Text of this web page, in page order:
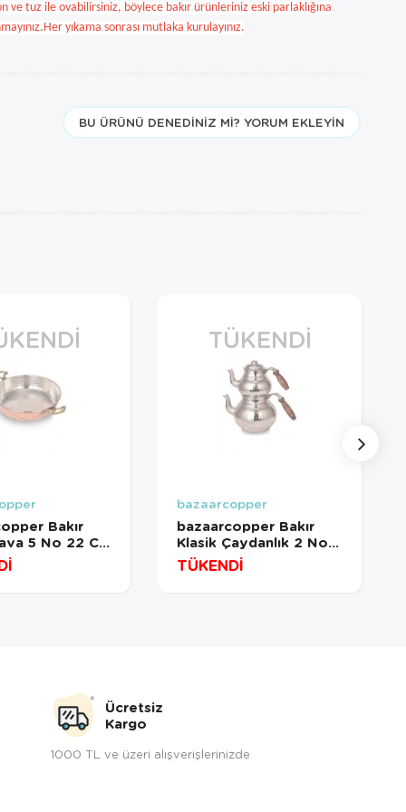
ve tuz ile ovabilirsiniz, böylece bakır ürünleriniz eski parlaklığına
yıkama sonrası mutlaka kurulayınız.
BU ÜRÜNÜ DENEDINIZ MI? YORUM EKLEYIN
Bakır
5 No 22 Cm
1
TÜKENDI
bazaarcopper
bazaarcopper Bakır
Klasik Çaydanlık 2 No
İnce El Dövme Nikel
bazaarcopper1953-2
TÜKENDİ
Ücretsiz
Kargo
1000 TL ve üzeri alışverişlerinizde